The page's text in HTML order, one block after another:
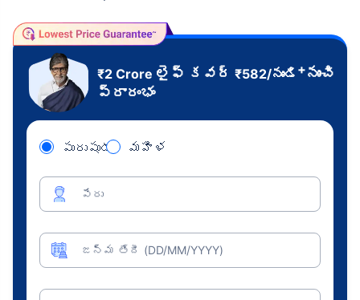
₹2 Crore లైఫ్ కవర్ ₹582/నుండి +నుంచి
ప్రారంభం
పురుషుడు మహిళ
పేరు
జన్మ తేదీ (DD/MM/YYYY)